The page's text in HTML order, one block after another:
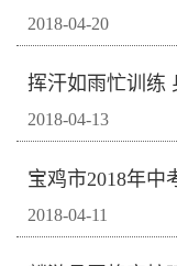
2018-04-20
2018-04-13
宝鸡市2018年中
2018-04-11